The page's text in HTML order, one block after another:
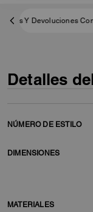
Detalles
NÚMERO DE ESTILO
DIMENSIONES
MATERIALES